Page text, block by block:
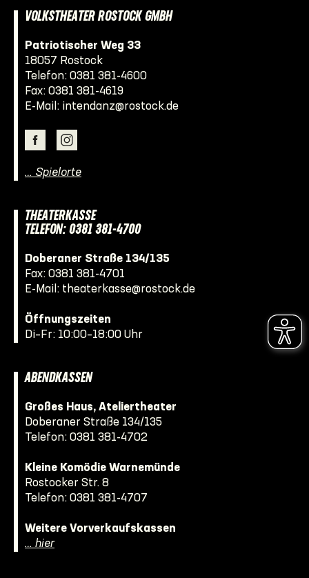
VOLKSTHEATER ROSTOCK GMBH
Patriotischer Weg 33
18057 Rostock
Telefon: 0381 381-4600
Fax: 0381 381-4619
E-Mail: intendanz@rostock.de
… Spielorte
THEATERKASSE
TELEFON: 0381 381-4700
Doberaner Straße 134/135
Fax: 0381 381-4701
E-Mail: theaterkasse@rostock.de
Öffnungszeiten
Di–Fr: 10:00–18:00 Uhr
ABENDKASSEN
Großes Haus, Ateliertheater
Doberaner Straße 134/135
Telefon: 0381 381-4702
Kleine Komödie Warnemünde
Rostocker Str. 8
Telefon: 0381 381-4707
Weitere Vorverkaufskassen
… hier